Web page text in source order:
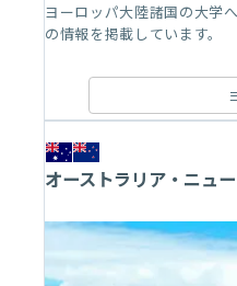
ヨーロッパ大陸諸国の大学
の情報を掲載しています。
オーストラリア・ニュ